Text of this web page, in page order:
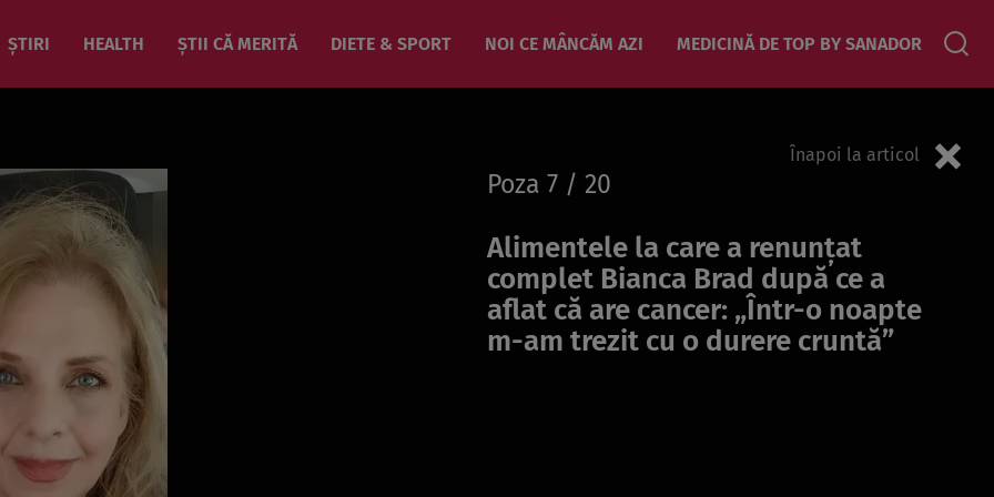
ȘTIRI HEALTH ȘTII CĂ MERITĂ DIETE & SPORT NOI CE MÂNCĂM AZI MEDICINĂ DE TOP BY SANADOR
Înapoi la articol
Poza 7 / 20
Alimentele la care a renunțat
complet Bianca Brad după ce a
aflat că are cancer: „Într-o noapte
m-am trezit cu o durere cruntă”